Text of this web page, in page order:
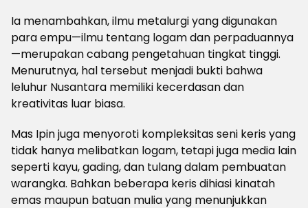
Ia menambahkan, ilmu metalurgi yang digunakan
para empu—ilmu tentang logam dan perpaduannya
—merupakan cabang pengetahuan tingkat tinggi.
Menurutnya, hal tersebut menjadi bukti bahwa
leluhur Nusantara memiliki kecerdasan dan
kreativitas luar biasa.
Mas Ipin juga menyoroti kompleksitas seni keris yang
tidak hanya melibatkan logam, tetapi juga media lain
seperti kayu, gading, dan tulang dalam pembuatan
warangka. Bahkan beberapa keris dihiasi kinatah
emas maupun batuan mulia yang menunjukkan